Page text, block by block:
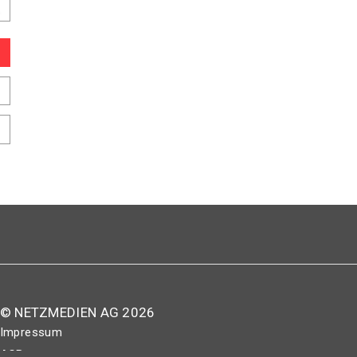
© NETZMEDIEN AG 2026
Impressum